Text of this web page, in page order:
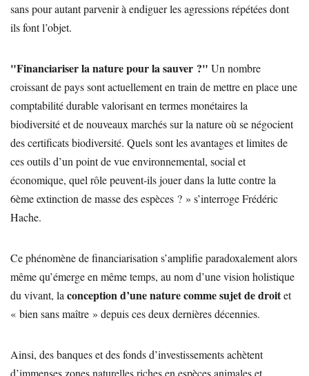
sans pour autant parvenir à endiguer les agressions répétées dont
ils font l’objet.
"Financiariser la nature pour la sauver ?" Un nombre
croissant de pays sont actuellement en train de mettre en place une
comptabilité durable valorisant en termes monétaires la
biodiversité et de nouveaux marchés sur la nature où se négocient
des certificats biodiversité. Quels sont les avantages et limites de
ces outils d’un point de vue environnemental, social et
économique, quel rôle peuvent-ils jouer dans la lutte contre la
6ème extinction de masse des espèces ? » s’interroge Frédéric
Hache.
Ce phénomène de financiarisation s’amplifie paradoxalement alors
même qu’émerge en même temps, au nom d’une vision holistique
du vivant, la conception d’une nature comme sujet de droitet
« bien sans maître » depuis ces deux dernières décennies.
Ainsi, des banques et des fonds d’investissements achètent
d’immenses zones naturelles riches en espèces animales et